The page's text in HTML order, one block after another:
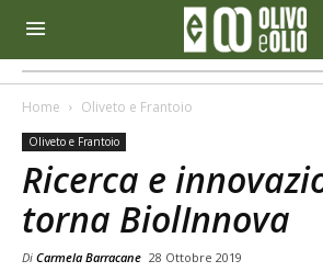
Home Oliveto e Frantoio
Oliveto e Frantoio
Ricerca e
torna BiolInnova
Di Carmela Barracane 28 Ottobre 2019